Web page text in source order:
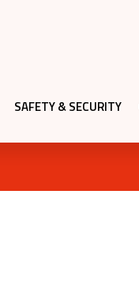
SAFETY & SECURITY